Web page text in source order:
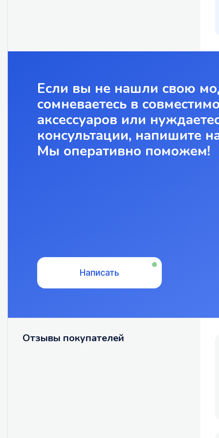
Если вы не нашли свою
сомневаетесь в
аксессуаров или
консультации, напишите
Мы оперативно поможем!
Написать
Отзывы покупателей